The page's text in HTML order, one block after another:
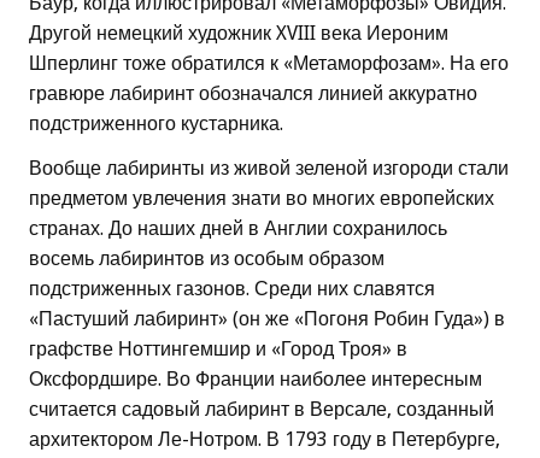
Другой немецкий художник XVIII века Иероним
Шперлинг тоже обратился к «Метаморфозам». На его
гравюре лабиринт обозначался линией аккуратно
подстриженного кустарника.
Вообще лабиринты из живой зеленой изгороди стали
предметом увлечения знати во многих европейских
странах. До наших дней в Англии сохранилось
восемь лабиринтов из особым образом
подстриженных газонов. Среди них славятся
«Пастуший лабиринт» (он же «Погоня Робин Гуда») в
графстве Ноттингемшир и «Город Троя» в
Оксфордшире. Во Франции наиболее интересным
считается садовый лабиринт в Версале, созданный
архитектором Ле-Нотром. В 1793 году в Петербурге,